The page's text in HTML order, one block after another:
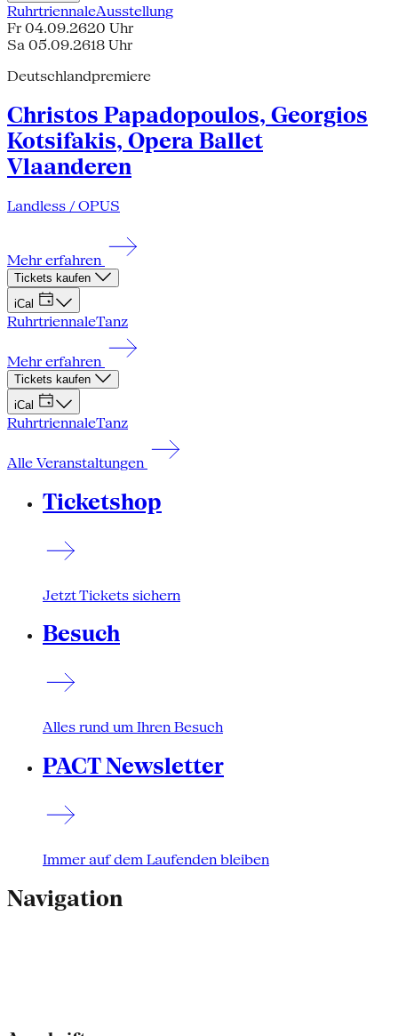
RuhrtriennaleAusstellung
Fr 04.09.2620 Uhr
Sa 05.09.2618 Uhr
Deutschlandpremiere
Christos Papadopoulos, Georgios
Kotsifakis, Opera Ballet
Vlaanderen
Landless / OPUS
Mehr erfahren
Tickets kaufen
iCal
RuhrtriennaleTanz
Mehr erfahren
Tickets kaufen
iCal
RuhrtriennaleTanz
Alle Veranstaltungen
Ticketshop
Jetzt Tickets sichern
Besuch
Alles rund um Ihren Besuch
PACT Newsletter
Immer auf dem Laufenden bleiben
Navigation